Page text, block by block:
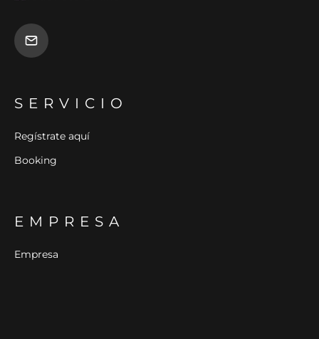
SERVICIO
Regístrate aquí
Booking
EMPRESA
Empresa